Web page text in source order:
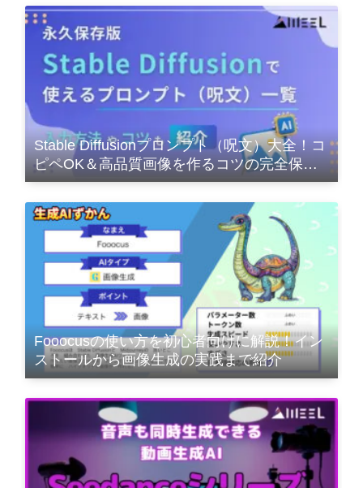
Stable Diffusionプロンプト（呪文）大全！コ
ピペOK＆高品質画像を作るコツの完全保存
版
Fooocusの使い方を初心者向けに解説！イン
ストールから画像生成の実践まで紹介